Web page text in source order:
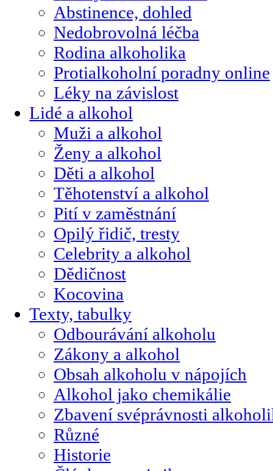
Abstinence, dohled
Nedobrovolná léčba
Rodina alkoholika
Protialkoholní poradny online
Léky na závislost
Lidé a alkohol
Muži a alkohol
Ženy a alkohol
Děti a alkohol
Těhotenství a alkohol
Pití v zaměstnání
Opilý řidič, tresty
Celebrity a alkohol
Dědičnost
Kocovina
Texty, tabulky
Odbourávání alkoholu
Zákony a alkohol
Obsah alkoholu v nápojích
Alkohol jako chemikálie
Zbavení svéprávnosti
Různé
Historie